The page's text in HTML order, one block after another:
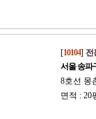
[10104] 전
서울 송파
8호선 몽
면적 : 20